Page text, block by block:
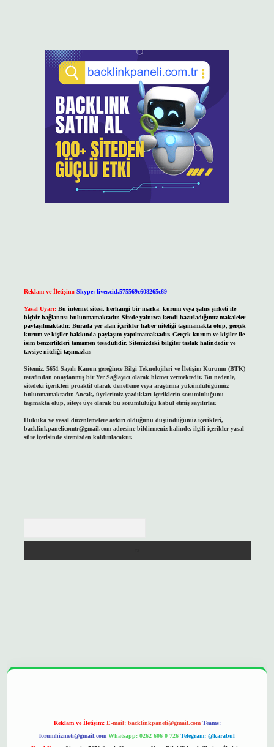
Reklam ve İletişim: Skype: live:.cid.575569c608265c69
Yasal Uyarı: Bu internet sitesi, herhangi bir marka, kurum veya şahıs şirketi ile
hiçbir bağlantısı bulunmamaktadır. Sitede yalnızca kendi hazırladığımız makaleler
paylaşılmaktadır. Burada yer alan içerikler haber niteliği taşımamakta olup, gerçek
kurum ve kişiler hakkında paylaşım yapılmamaktadır. Gerçek kurum ve kişiler ile
isim benzerlikleri tamamen tesadüfidir. Sitemizdeki bilgiler taslak halindedir ve
tavsiye niteliği taşımazlar.
Sitemiz, 5651 Sayılı Kanun gereğince Bilgi Teknolojileri ve İletişim Kurumu (BTK)
tarafından onaylanmış bir Yer Sağlayıcı olarak hizmet vermektedir. Bu nedenle,
sitedeki içerikleri proaktif olarak denetleme veya araştırma yükümlülüğümüz
bulunmamaktadır. Ancak, üyelerimiz yazdıkları içeriklerin sorumluluğunu
taşımakta olup, siteye üye olarak bu sorumluluğu kabul etmiş sayılırlar.
Hukuka ve yasal düzenlemelere aykırı olduğunu düşündüğünüz içerikleri,
backlinkpanelicomtr@gmail.comadresine bildirmeniz halinde, ilgili içerikler yasal
süre içerisinde sitemizden kaldırılacaktır.
Reklam ve İletişim: E-mail: backlinkpaneli@gmail.com Teams:
forumhizmeti@gmail.com Whatsapp: 0262 606 0 726 Telegram: @karabul